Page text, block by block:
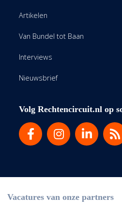
Artikelen
Van Bundel tot Baan
Interviews
Nieuwsbrief
Volg Rechtencircuit.nl op
Vacatures van onze partners